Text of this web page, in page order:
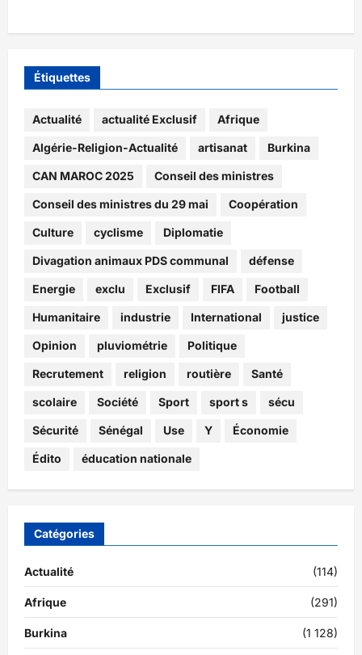
Étiquettes
Actualité actualité Exclusif Afrique
Algérie-Religion-Actualité artisanat Burkina
CAN MAROC 2025 Conseil des ministres
Conseil des ministres du 29 mai Coopération
Culture cyclisme Diplomatie
Divagation animaux PDS communal défense
Energie exclu Exclusif FIFA Football
Humanitaire industrie International justice
Opinion pluviométrie Politique
Recrutement religion routière Santé
scolaire Société Sport sport s sécu
Sécurité Sénégal Use Y Économie
Édito éducation nationale
Catégories
Actualité (114)
Afrique (291)
Burkina (1 128)